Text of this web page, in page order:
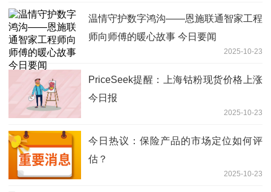
温情守护数字鸿沟——恩施联通智家工程
师向师傅的暖心故事 今日要闻
2025-10-23
PriceSeek提醒：上海钴粉现货价格上涨
今日报
2025-10-23
今日热议：保险产品的市场定位如何评
估？
2025-10-23